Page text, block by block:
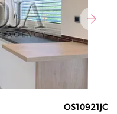
OS10921JC